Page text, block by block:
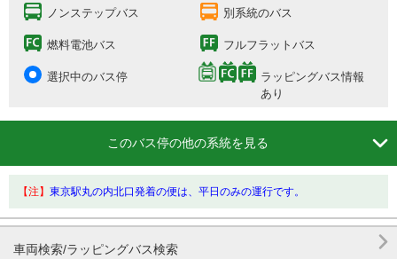
ノンステップバス 別系統のバス
燃料電池バス フルフラットバス
選択中のバス停
ラッピングバス情報
あり
このバス停の他の系統を見る 
【注】 東京駅丸の内北口発着の便は、平日のみの運行です。
車両検索/ラッピングバス検索 